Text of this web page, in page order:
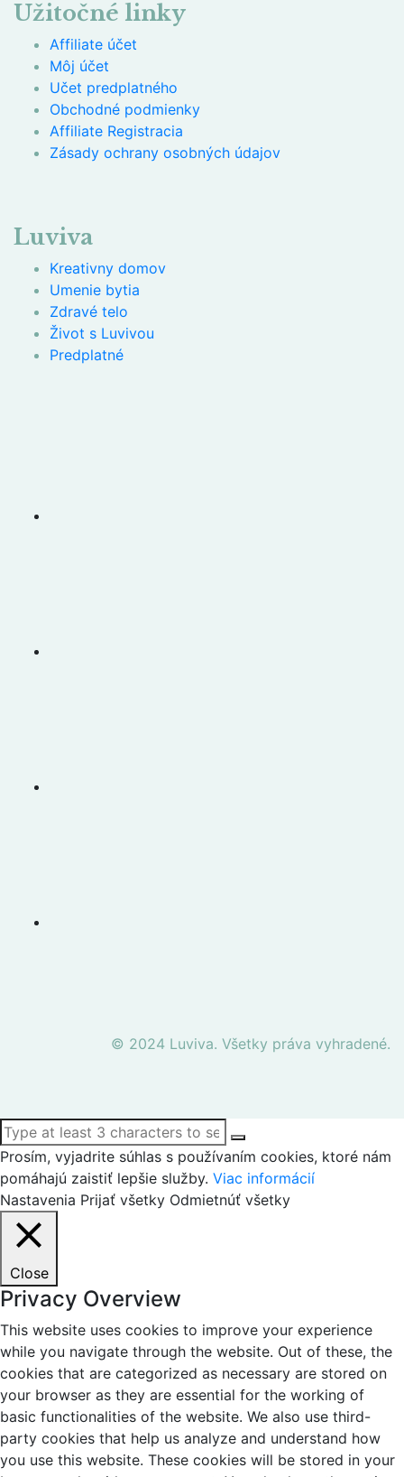
Užitočné linky
Affiliate účet
Môj účet
Učet predplatného
Obchodné podmienky
Affiliate Registracia
Zásady ochrany osobných údajov
Luviva
Kreativny domov
Umenie bytia
Zdravé telo
Život s Luvivou
Predplatné
© 2024 Luviva. Všetky práva vyhradené.
Prosím, vyjadrite súhlas s používaním cookies, ktoré nám
pomáhajú zaistiť lepšie služby. Viac informácií
Nastavenia Prijať všetky Odmietnúť všetky
Close
Privacy Overview
This website uses cookies to improve your experience
while you navigate through the website. Out of these, the
cookies that are categorized as necessary are stored on
your browser as they are essential for the working of
basic functionalities of the website. We also use third-
party cookies that help us analyze and understand how
you use this website. These cookies will be stored in your